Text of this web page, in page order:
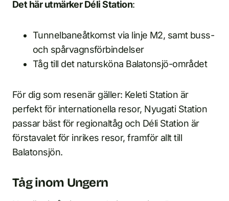
Det här utmärker Déli Station:
Tunnelbaneåtkomst via linje M2, samt buss-
och spårvagnsförbindelser
Tåg till det natursköna Balatonsjö-området
För dig som resenär gäller: Keleti Station är
perfekt för internationella resor, Nyugati Station
passar bäst för regionaltåg och Déli Station är
förstavalet för inrikes resor, framför allt till
Balatonsjön.
Tåg inom Ungern